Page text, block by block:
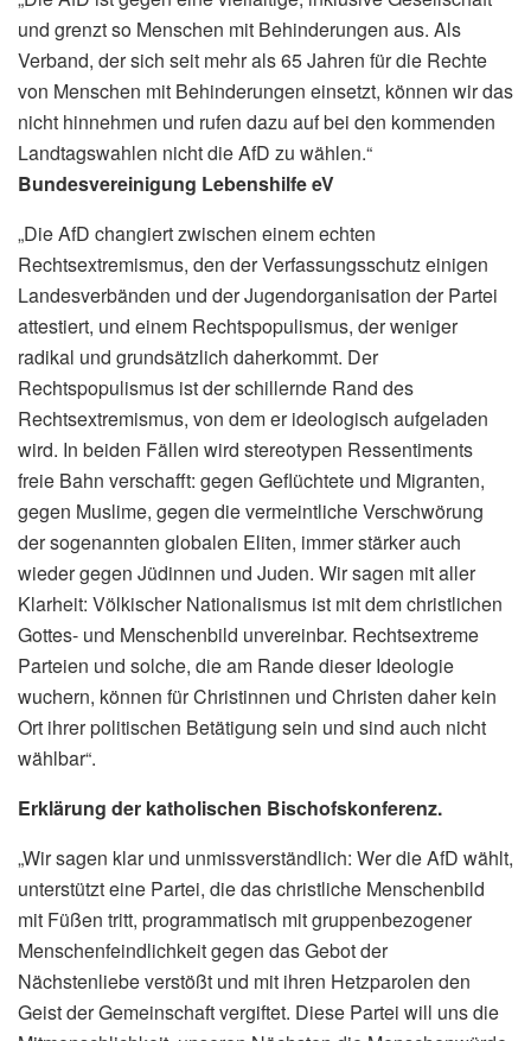
und grenzt so Menschen mit Behinderungen aus. Als
Verband, der sich seit mehr als 65 Jahren für die Rechte
von Menschen mit Behinderungen einsetzt, können wir das
nicht hinnehmen und rufen dazu auf bei den kommenden
Landtagswahlen nicht die AfD zu wählen.“
Bundesvereinigung Lebenshilfe eV
„Die AfD changiert zwischen einem echten
Rechtsextremismus, den der Verfassungsschutz einigen
Landesverbänden und der Jugendorganisation der Partei
attestiert, und einem Rechtspopulismus, der weniger
radikal und grundsätzlich daherkommt. Der
Rechtspopulismus ist der schillernde Rand des
Rechtsextremismus, von dem er ideologisch aufgeladen
wird. In beiden Fällen wird stereotypen Ressentiments
freie Bahn verschafft: gegen Geflüchtete und Migranten,
gegen Muslime, gegen die vermeintliche Verschwörung
der sogenannten globalen Eliten, immer stärker auch
wieder gegen Jüdinnen und Juden. Wir sagen mit aller
Klarheit: Völkischer Nationalismus ist mit dem christlichen
Gottes- und Menschenbild unvereinbar. Rechtsextreme
Parteien und solche, die am Rande dieser Ideologie
wuchern, können für Christinnen und Christen daher kein
Ort ihrer politischen Betätigung sein und sind auch nicht
wählbar“.
Erklärung der katholischen Bischofskonferenz.
„Wir sagen klar und unmissverständlich: Wer die AfD wählt,
unterstützt eine Partei, die das christliche Menschenbild
mit Füßen tritt, programmatisch mit gruppenbezogener
Menschenfeindlichkeit gegen das Gebot der
Nächstenliebe verstößt und mit ihren Hetzparolen den
Geist der Gemeinschaft vergiftet. Diese Partei will uns die